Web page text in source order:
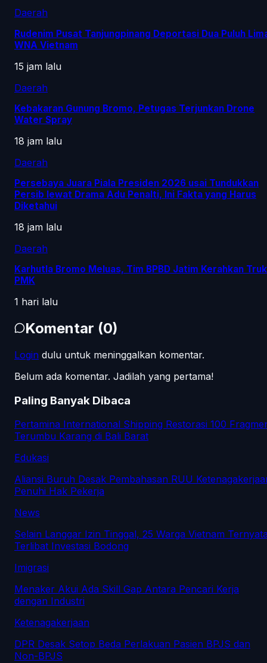
Daerah
Rudenim Pusat Tanjungpinang Deportasi Dua Puluh
WNA Vietnam
15 jam lalu
Daerah
Kebakaran Gunung Bromo, Petugas Terjunkan Drone
Water Spray
18 jam lalu
Daerah
Persebaya Juara Piala Presiden 2026 usai Tundukkan
Persib lewat Drama Adu Penalti, Ini Fakta yang Harus
Diketahui
18 jam lalu
Daerah
Karhutla Bromo Meluas, Tim BPBD Jatim Kerahkan Truk
PMK
1 hari lalu
Komentar (0)
Login dulu untuk meninggalkan komentar.
Belum ada komentar. Jadilah yang pertama!
Paling Banyak Dibaca
Pertamina International Shipping Restorasi 100
Terumbu Karang di Bali Barat
Edukasi
Aliansi Buruh Desak Pembahasan RUU
Penuhi Hak Pekerja
News
Selain Langgar Izin Tinggal, 25 Warga Vietnam
Terlibat Investasi Bodong
Imigrasi
Menaker Akui Ada Skill Gap Antara Pencari Kerja
dengan Industri
Ketenagakerjaan
DPR Desak Setop Beda Perlakuan Pasien BPJS dan
Non-BPJS